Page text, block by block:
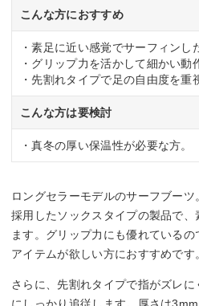
こんな方におすすめ
・素足に近い感覚でサーフィンし
・グリップ力を活かして細かい動
・先割れタイプで足の自由度を重
こんな方は要検討
・真冬の厚い保温性が必要な方。
ロングセラーモデルのサーフブー
採用したソックスタイプの製品で
ます。グリップ力にも優れている
アイテムが欲しい方におすすめです
さらに、先割れタイプで指がズレ